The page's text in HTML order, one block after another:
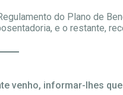
do Plano de
e o restante,
venho, informar-lhes